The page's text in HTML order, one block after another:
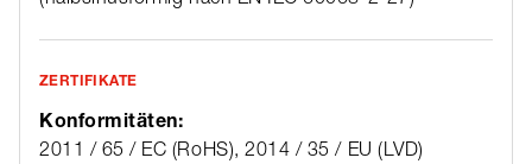
ZERTIFIKATE
Konformitäten:
2011 / 65 / EC (RoHS), 2014 / 35 / EU (LVD)